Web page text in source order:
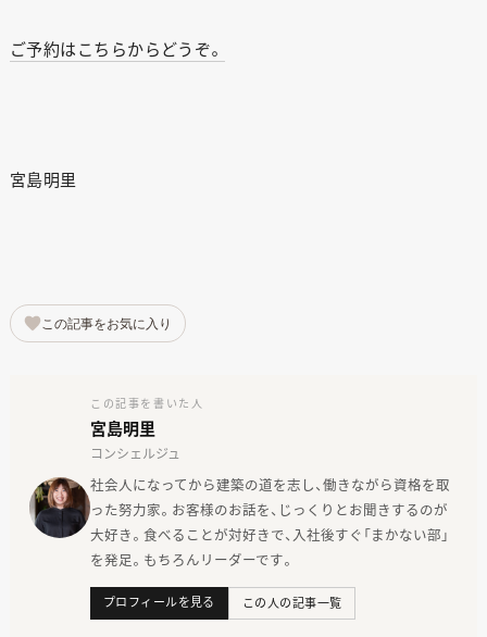
ご予約はこちらからどうぞ。
宮島明里
この記事をお気に入り
この記事を書いた人
宮島明里
コンシェルジュ
社会人になってから建築の道を志し、働きながら資格を取
った努力家。お客様のお話を、じっくりとお聞きするのが
大好き。食べることが対好きで、入社後すぐ「まかない部」
を発足。もちろんリーダーです。
プロフィールを見る この人の記事一覧